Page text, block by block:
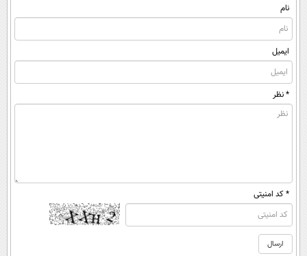
نام
ایمیل
* نظر
* کد امنیتی